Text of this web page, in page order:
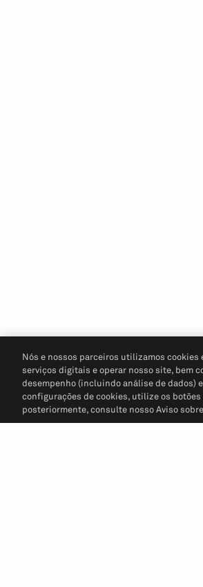
Nós e nossos parceiros utilizamos cookies
serviços digitais e operar nosso site, bem
desempenho (incluindo análise de dados)
configurações de cookies, utilize os
posteriormente, consulte nosso Aviso